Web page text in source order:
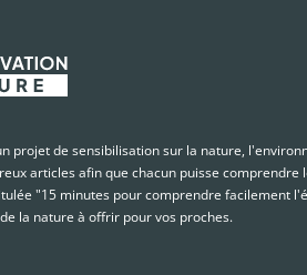
projet de sensibilisation sur la nature,
articles afin que chacun puisse
"15 minutes pour comprendre facilement
la nature à offrir pour vos proches.